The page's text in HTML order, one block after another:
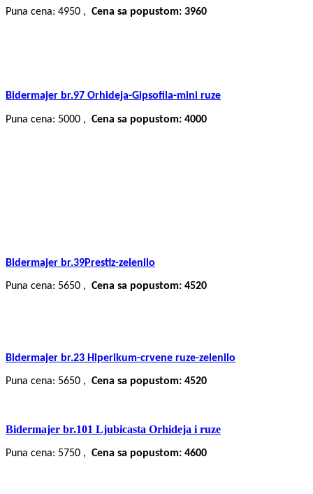
Puna cena: 4950 , Cena sa popustom: 3960
Bidermajer br.97 Orhideja-Gipsofila-mini ruze
Puna cena: 5000 , Cena sa popustom: 4000
Bidermajer br.39Prestiz-zelenilo
Puna cena: 5650 , Cena sa popustom: 4520
Bidermajer br.23 Hiperikum-crvene ruze-zelenilo
Puna cena: 5650 , Cena sa popustom: 4520
Bidermajer br.101 Ljubicasta Orhideja i ruze
Puna cena: 5750 , Cena sa popustom: 4600